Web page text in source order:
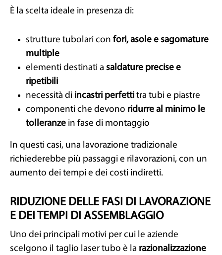
È la scelta ideale in presenza di:
strutture tubolari con fori, asole e sagomature
multiple
elementi destinati a saldature precise e
ripetibili
necessità di incastri perfetti tra tubi e piastre
componenti che devono ridurre al minimo le
tolleranze in fase di montaggio
In questi casi, una lavorazione tradizionale
richiederebbe più passaggi e rilavorazioni, con un
aumento dei tempi e dei costi indiretti.
RIDUZIONE DELLE FASI DI LAVORAZIONE
E DEI TEMPI DI ASSEMBLAGGIO
Uno dei principali motivi per cui le aziende
scelgono il taglio laser tubo è la razionalizzazione